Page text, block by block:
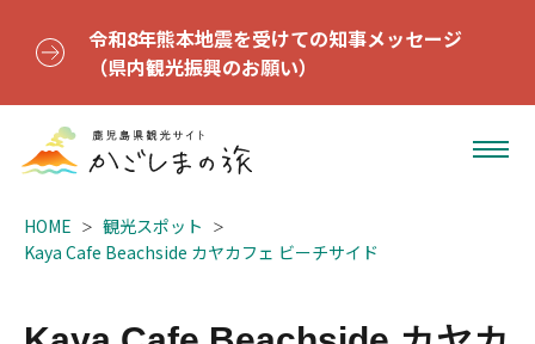
令和8年熊本地震を受けての知事メッセージ
（県内観光振興のお願い）
HOME
観光スポット
Kaya Cafe Beachside カヤカフェ ビーチサイド